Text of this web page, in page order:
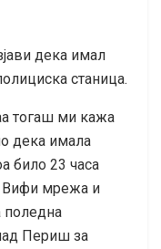
дека имал
станица.
тогаш ми кажа
дека имала
било 23 часа
Вифи мрежа и
поледна
Периш за